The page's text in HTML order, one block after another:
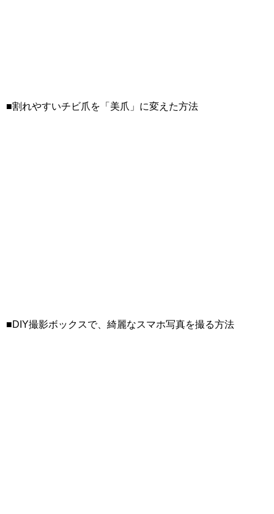
■割れやすいチビ爪を「美爪」に変えた方法
■DIY撮影ボックスで、綺麗なスマホ写真を撮る方法